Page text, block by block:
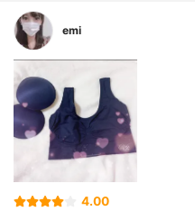
emi
4.00